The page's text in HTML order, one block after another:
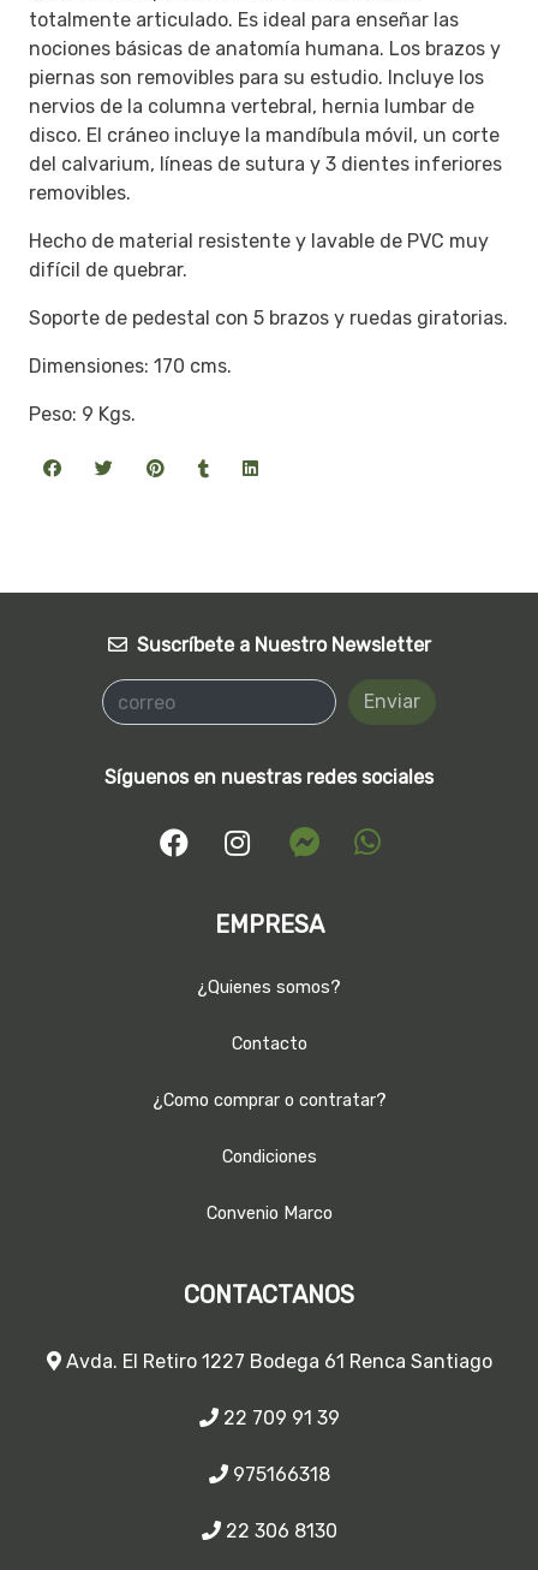
totalmente articulado. Es ideal para enseñar las
nociones básicas de anatomía humana. Los brazos y
piernas son removibles para su estudio. Incluye los
nervios de la columna vertebral, hernia lumbar de
disco. El cráneo incluye la mandíbula móvil, un corte
del calvarium, líneas de sutura y 3 dientes inferiores
removibles.
Hecho de material resistente y lavable de PVC muy
difícil de quebrar.
Soporte de pedestal con 5 brazos y ruedas giratorias.
Dimensiones: 170 cms.
Peso: 9 Kgs.
Suscríbete a Nuestro Newsletter
Enviar
Síguenos en nuestras redes sociales
EMPRESA
¿Quienes somos?
Contacto
¿Como comprar o contratar?
Condiciones
Convenio Marco
CONTACTANOS
Avda. El Retiro 1227 Bodega 61 Renca Santiago
22 709 91 39
975166318
22 306 8130